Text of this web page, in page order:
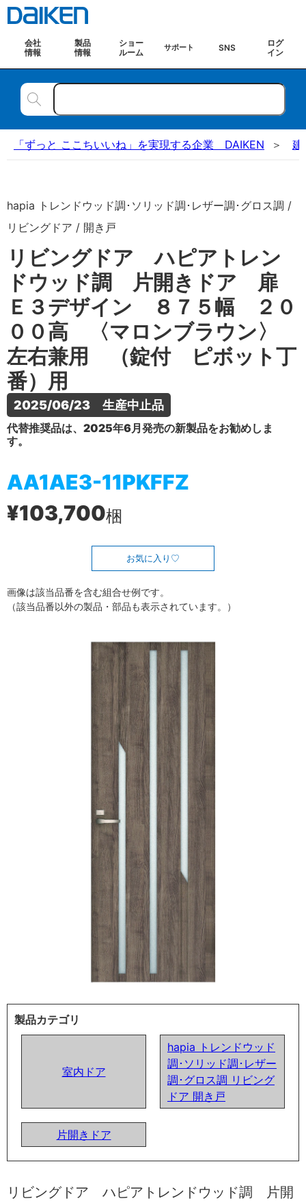
会社
情報
製品
情報
ショー
ルーム
サポート SNS
ログ
イン
「ずっと ここちいいね」を実現する企業 DAIKEN 建
hapia トレンドウッド調･ソリッド調･レザー調･グロス調 /
リビングドア / 開き戸
リビングドア ハピアトレン
ドウッド調 片開きドア 扉
Ｅ３デザイン ８７５幅 ２０
００高 〈マロンブラウン〉
左右兼用 （錠付 ピボット丁
番）用
2025/06/23　生産中止品
代替推奨品は、2025年6月発売の新製品をお勧めしま
す。
AA1AE3-11PKFFZ
¥103,700梱
お気に入り
画像は該当品番を含む組合せ例です。
（該当品番以外の製品・部品も表示されています。）
製品カテゴリ
室内ドア
hapia トレンドウッド
調･ソリッド調･レザー
調･グロス調 リビング
ドア 開き戸
片開きドア
リビングドア ハピアトレンドウッド調 片開